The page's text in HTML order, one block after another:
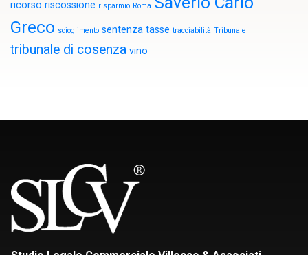
ricorso riscossione risparmio Roma
Greco scioglimento sentenza tasse tracciabilità Tribunale
tribunale di cosenza vino